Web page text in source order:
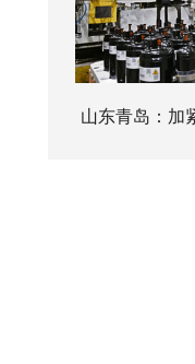
山东青岛：加